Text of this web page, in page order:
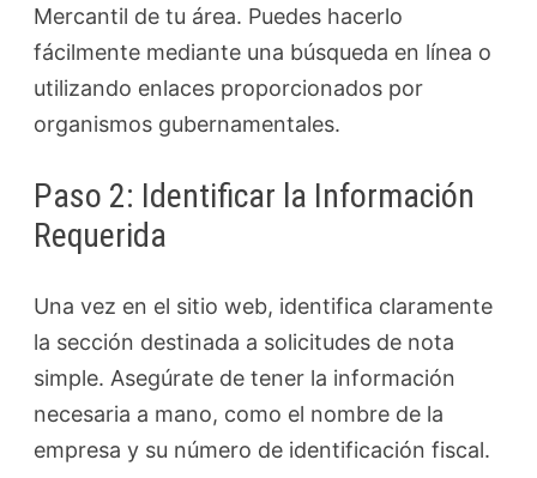
Mercantil de tu área. Puedes hacerlo
fácilmente mediante una búsqueda en línea o
utilizando enlaces proporcionados por
organismos gubernamentales.
Paso 2: Identificar la Información
Requerida
Una vez en el sitio web, identifica claramente
la sección destinada a solicitudes de nota
simple. Asegúrate de tener la información
necesaria a mano, como el nombre de la
empresa y su número de identificación fiscal.